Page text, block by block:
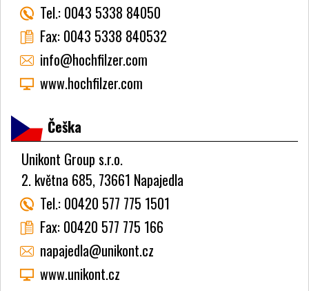
Tel.: 0043 5338 84050
Fax: 0043 5338 840532
info@hochfilzer.com
www.hochfilzer.com
Češka
Unikont Group s.r.o.
2. května 685, 73661 Napajedla
Tel.: 00420 577 775 1501
Fax: 00420 577 775 166
napajedla@unikont.cz
www.unikont.cz